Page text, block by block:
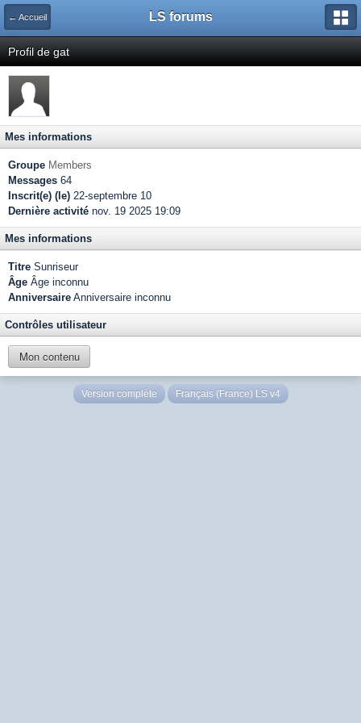
← Accueil LS forums
Profil de gat
Mes informations
Groupe Members
Messages 64
Inscrit(e) (le) 22-septembre 10
Dernière activité nov. 19 2025 19:09
Mes informations
Titre Sunriseur
Âge Âge inconnu
Anniversaire Anniversaire inconnu
Contrôles utilisateur
Mon contenu
Version complète Français (France) LS v4